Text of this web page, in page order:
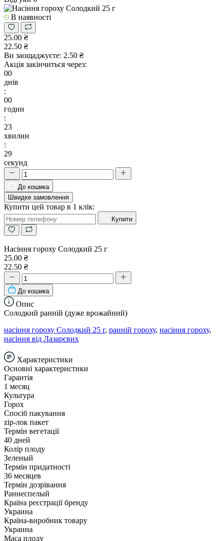
В наявності
25.00 ₴
22.50 ₴
Ви заощаджуєте: 2.50 ₴
Акція закінчиться через:
00
днів
:
00
годин
:
23
хвилин
:
29
секунд
До кошика
Швидке замовлення
Купити цей товар в 1 клік:
Купити
Насіння гороху Солодкий 25 г
25.00 ₴
22.50 ₴
До кошика
Опис
Солодкий ранній (дуже врожайний)
насіння гороху Солодкий 25 г, ранній гороху, насіння гороху,
насіння від Лазарєвих
Характеристики
Основні характеристики
Гарантія
1 месяц
Культура
Горох
Спосіб пакування
zip-лок пакет
Термін вегетації
40 дней
Колір плоду
Зеленый
Термін придатності
36 месяцев
Термін дозрівання
Раннеспелый
Країна реєстрації бренду
Украина
Країна-виробник товару
Украина
Маса плоду